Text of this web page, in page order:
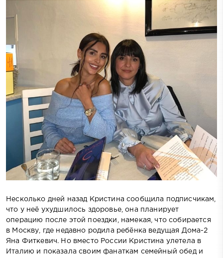
Несколько дней назад Кристина сообщила подписчикам,
что у неё ухудшилось здоровье, она планирует
операцию после этой поездки, намекая, что собирается
в Москву, где недавно родила ребёнка ведущая Дома-2
Яна Фиткевич. Но вместо России Кристина улетела в
Италию и показала своим фанаткам семейный обед и